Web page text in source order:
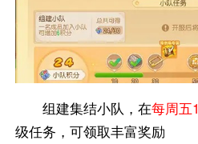
组建集结小队，在每周五
级任务，可领取丰富奖励